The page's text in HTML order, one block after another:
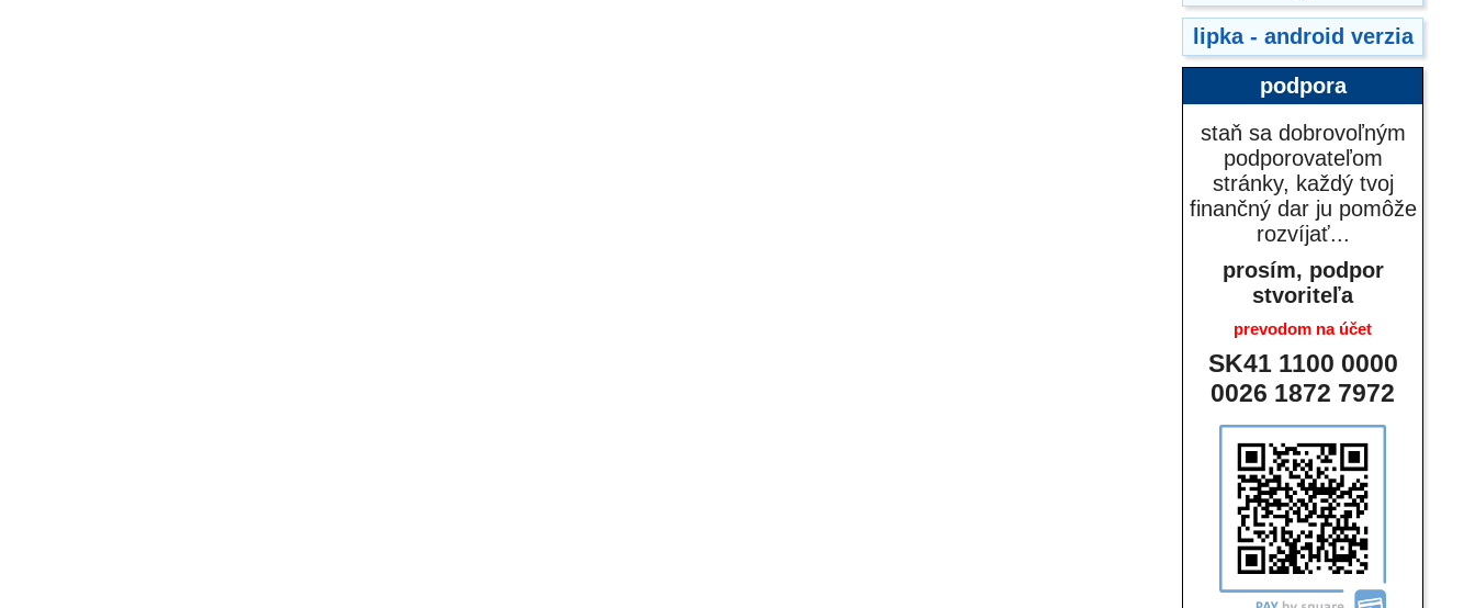
lipka - android verzia
podpora
staň sa dobrovoľným
podporovateľom
stránky, každý tvoj
finančný dar ju pomôže
rozvíjať...
prosím, podpor
stvoriteľa
prevodom na účet
SK41 1100 0000
0026 1872 7972